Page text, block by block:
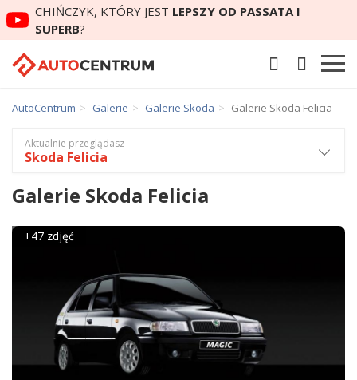
CHIŃCZYK, KTÓRY JEST LEPSZY OD PASSATA I
SUPERB?
AutoCentrum Galerie Galerie Skoda Galerie Skoda Felicia
Galerie Skoda Felicia
+47 zdjęć
Aktualnie przeglądasz
Skoda Felicia